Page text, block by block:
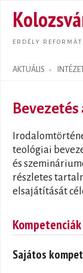
ERDÉLY
AKTUÁLIS INTÉZET
Search form
Bevezetés
teológiai
és
részletes
elsajátítását
Kompetenciák
Sajátos